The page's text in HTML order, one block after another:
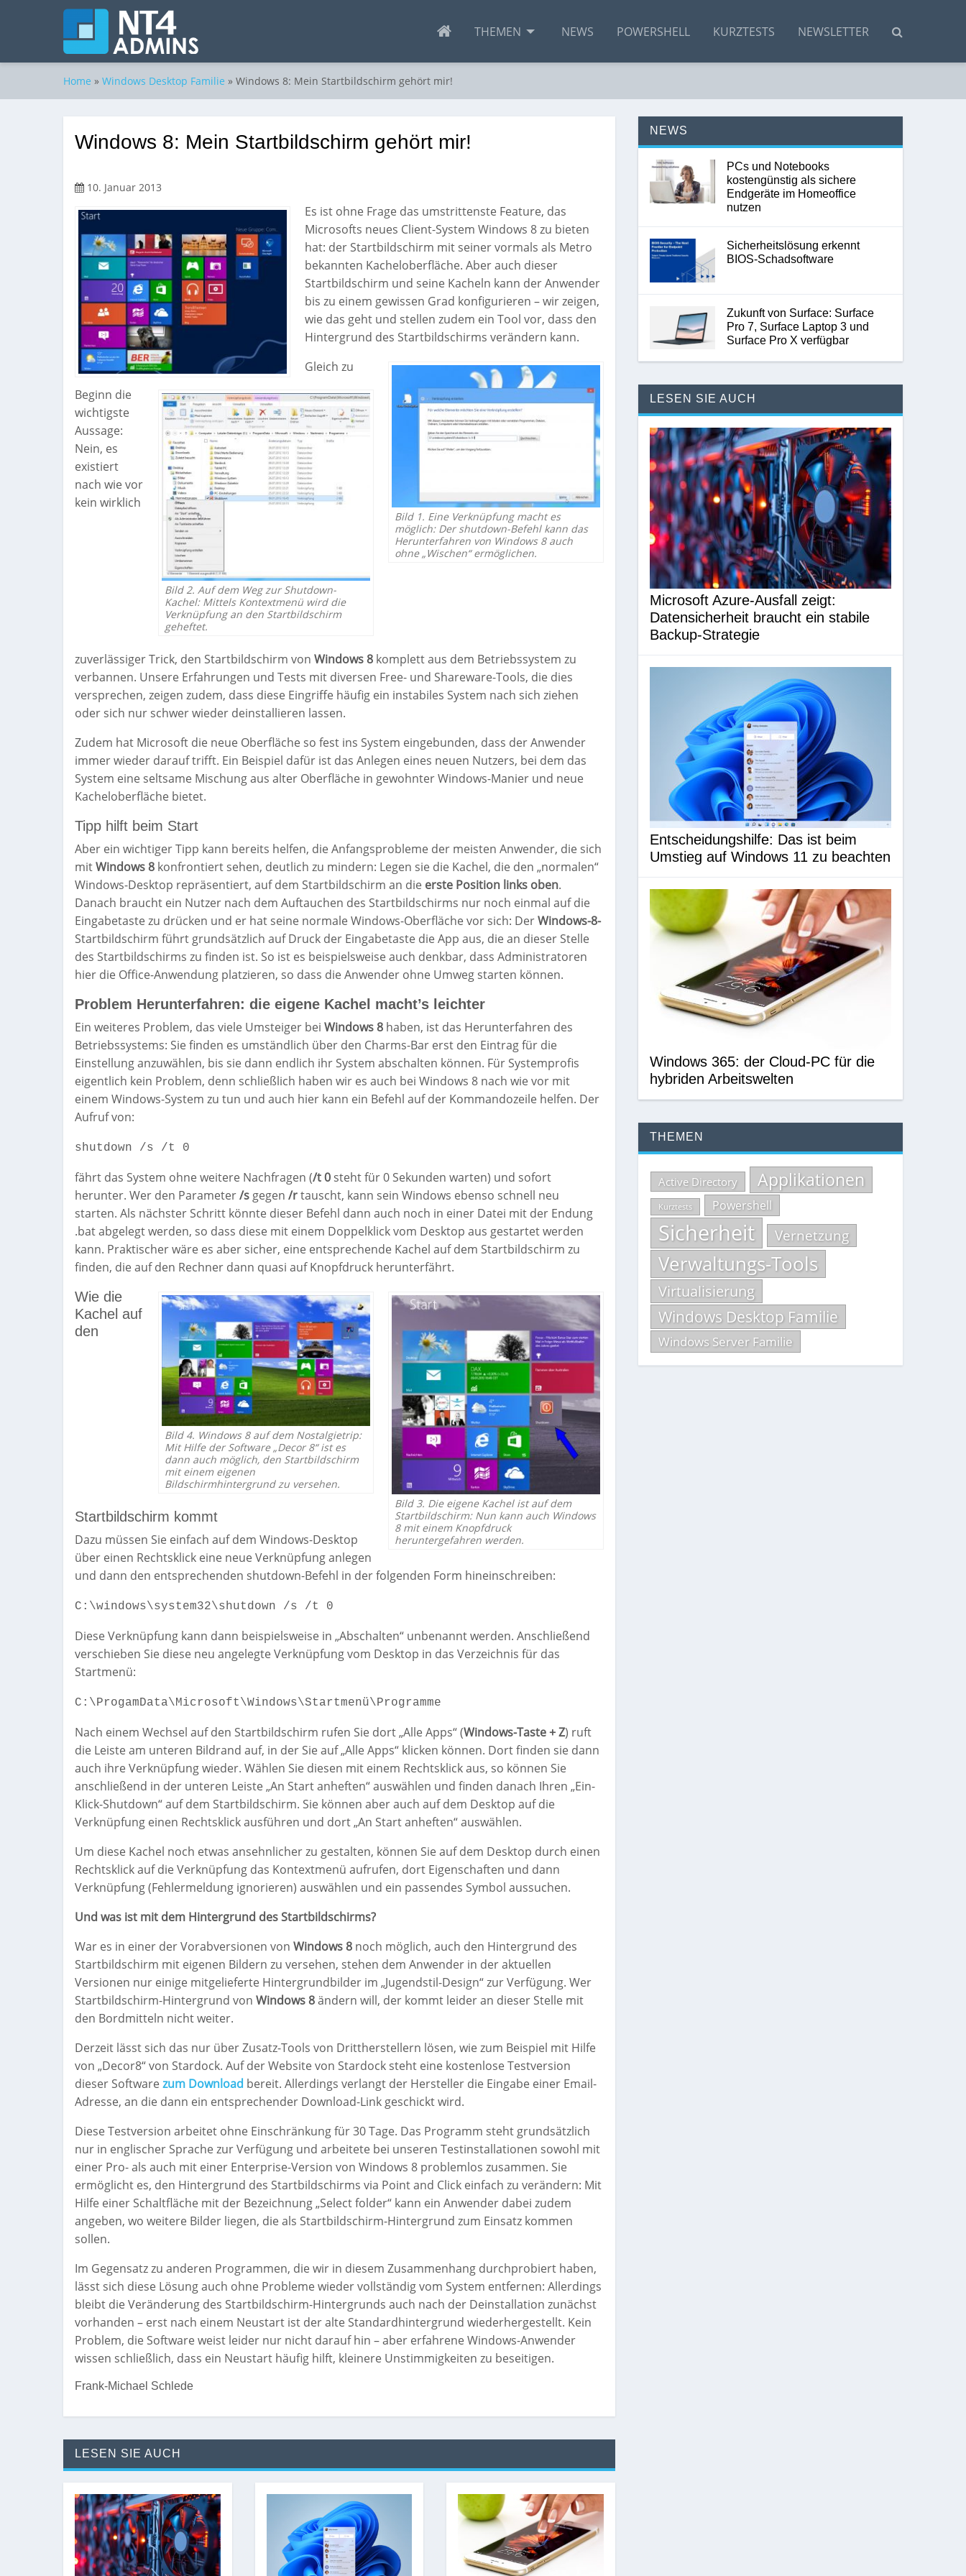
THEMEN NEWS POWERSHELL KURZTESTS NEWSLETTER
Home » Windows Desktop Familie » Windows 8: Mein Startbildschirm gehört mir!
Windows 8: Mein Startbildschirm gehört mir!
10. Januar 2013
Es ist ohne Frage das umstrittenste Feature, das
Microsofts neues Client-System Windows 8 zu bieten
hat: der Startbildschirm mit seiner vormals als Metro
bekannten Kacheloberfläche. Aber auch dieser
Startbildschirm und seine Kacheln kann der Anwender
bis zu einem gewissen Grad konfigurieren – wir zeigen,
wie das geht und stellen zudem ein Tool vor, dass den
Hintergrund des Startbildschirms verändern kann.
Bild 1. Eine Verknüpfung macht es
möglich: Der shutdown-Befehl kann das
Herunterfahren von Windows 8 auch
ohne „Wischen“ ermöglichen.
Bild 2. Auf dem Weg zur Shutdown-
Kachel: Mittels Kontextmenü wird die
Verknüpfung an den Startbildschirm
geheftet.
Gleich zu
Beginn die
wichtigste
Aussage:
Nein, es
existiert
nach wie vor
kein wirklich
zuverlässiger Trick, den Startbildschirm von Windows 8 komplett aus dem Betriebssystem zu
verbannen. Unsere Erfahrungen und Tests mit diversen Free- und Shareware-Tools, die dies
versprechen, zeigen zudem, dass diese Eingriffe häufig ein instabiles System nach sich ziehen
oder sich nur schwer wieder deinstallieren lassen.
Zudem hat Microsoft die neue Oberfläche so fest ins System eingebunden, dass der Anwender
immer wieder darauf trifft. Ein Beispiel dafür ist das Anlegen eines neuen Nutzers, bei dem das
System eine seltsame Mischung aus alter Oberfläche in gewohnter Windows-Manier und neue
Kacheloberfläche bietet.
Tipp hilft beim Start
Aber ein wichtiger Tipp kann bereits helfen, die Anfangsprobleme der meisten Anwender, die sich
mitWindows 8 konfrontiert sehen, deutlich zu mindern: Legen sie die Kachel, die den „normalen“
Windows-Desktop repräsentiert, auf dem Startbildschirm an die erste Position links oben.
Danach braucht ein Nutzer nach dem Auftauchen des Startbildschirms nur noch einmal auf die
Eingabetaste zu drücken und er hat seine normale Windows-Oberfläche vor sich: DerWindows-8-
Startbildschirm führt grundsätzlich auf Druck der Eingabetaste die App aus, die an dieser Stelle
des Startbildschirms zu finden ist. So ist es beispielsweise auch denkbar, dass Administratoren
hier die Office-Anwendung platzieren, so dass die Anwender ohne Umweg starten können.
Problem Herunterfahren: die eigene Kachel macht’s leichter
Ein weiteres Problem, das viele Umsteiger bei Windows 8 haben, ist das Herunterfahren des
Betriebssystems: Sie finden es umständlich über den Charms-Bar erst den Eintrag für die
Einstellung anzuwählen, bis sie dann endlich ihr System abschalten können. Für Systemprofis
eigentlich kein Problem, denn schließlich haben wir es auch bei Windows 8 nach wie vor mit
einem Windows-System zu tun und auch hier kann ein Befehl auf der Kommandozeile helfen. Der
Aufruf von:
shutdown /s /t 0
fährt das System ohne weitere Nachfragen (/t 0 steht für 0 Sekunden warten) und sofort
herunter. Wer den Parameter/sgegen /rtauscht, kann sein Windows ebenso schnell neu
starten. Als nächster Schritt könnte dieser Befehl dann auch noch in einer Datei mit der Endung
.bat abgelegt werden, so dass diese mit einem Doppelklick vom Desktop aus gestartet werden
kann. Praktischer wäre es aber sicher, eine entsprechende Kachel auf dem Startbildschirm zu
finden, die auf den Rechner dann quasi auf Knopfdruck herunterfährt.
Bild 3. Die eigene Kachel ist auf dem
Startbildschirm: Nun kann auch Windows
8 mit einem Knopfdruck
heruntergefahren werden.
Bild 4. Windows 8 auf dem Nostalgietrip:
Mit Hilfe der Software „Decor 8“ ist es
dann auch möglich, den Startbildschirm
mit einem eigenen
Bildschirmhintergrund zu versehen.
Wie die
Kachel auf
den
Startbildschirm kommt
Dazu müssen Sie einfach auf dem Windows-Desktop
über einen Rechtsklick eine neue Verknüpfung anlegen
und dann den entsprechenden shutdown-Befehl in der folgenden Form hineinschreiben:
C:\windows\system32\shutdown /s /t 0
Diese Verknüpfung kann dann beispielsweise in „Abschalten“ unbenannt werden. Anschließend
verschieben Sie diese neu angelegte Verknüpfung vom Desktop in das Verzeichnis für das
Startmenü:
C:\ProgamData\Microsoft\Windows\Startmenü\Programme
Nach einem Wechsel auf den Startbildschirm rufen Sie dort „Alle Apps“ (Windows-Taste + Z) ruft
die Leiste am unteren Bildrand auf, in der Sie auf „Alle Apps“ klicken können. Dort finden sie dann
auch ihre Verknüpfung wieder. Wählen Sie diesen mit einem Rechtsklick aus, so können Sie
anschließend in der unteren Leiste „An Start anheften“ auswählen und finden danach Ihren „Ein-
Klick-Shutdown“ auf dem Startbildschirm. Sie können aber auch auf dem Desktop auf die
Verknüpfung einen Rechtsklick ausführen und dort „An Start anheften“ auswählen.
Um diese Kachel noch etwas ansehnlicher zu gestalten, können Sie auf dem Desktop durch einen
Rechtsklick auf die Verknüpfung das Kontextmenü aufrufen, dort Eigenschaften und dann
Verknüpfung (Fehlermeldung ignorieren) auswählen und ein passendes Symbol aussuchen.
Und was ist mit dem Hintergrund des Startbildschirms?
War es in einer der Vorabversionen von Windows 8 noch möglich, auch den Hintergrund des
Startbildschirm mit eigenen Bildern zu versehen, stehen dem Anwender in der aktuellen
Versionen nur einige mitgelieferte Hintergrundbilder im „Jugendstil-Design“ zur Verfügung. Wer
Startbildschirm-Hintergrund von Windows 8ändern will, der kommt leider an dieser Stelle mit
den Bordmitteln nicht weiter.
Derzeit lässt sich das nur über Zusatz-Tools von Drittherstellern lösen, wie zum Beispiel mit Hilfe
von „Decor8“ von Stardock. Auf der Website von Stardock steht eine kostenlose Testversion
dieser Software zum Download bereit. Allerdings verlangt der Hersteller die Eingabe einer Email-
Adresse, an die dann ein entsprechender Download-Link geschickt wird.
Diese Testversion arbeitet ohne Einschränkung für 30 Tage. Das Programm steht grundsätzlich
nur in englischer Sprache zur Verfügung und arbeitete bei unseren Testinstallationen sowohl mit
einer Pro- als auch mit einer Enterprise-Version von Windows 8 problemlos zusammen. Sie
ermöglicht es, den Hintergrund des Startbildschirms via Point and Click einfach zu verändern: Mit
Hilfe einer Schaltfläche mit der Bezeichnung „Select folder“ kann ein Anwender dabei zudem
angeben, wo weitere Bilder liegen, die als Startbildschirm-Hintergrund zum Einsatz kommen
sollen.
Im Gegensatz zu anderen Programmen, die wir in diesem Zusammenhang durchprobiert haben,
lässt sich diese Lösung auch ohne Probleme wieder vollständig vom System entfernen: Allerdings
bleibt die Veränderung des Startbildschirm-Hintergrunds auch nach der Deinstallation zunächst
vorhanden – erst nach einem Neustart ist der alte Standardhintergrund wiederhergestellt. Kein
Problem, die Software weist leider nur nicht darauf hin – aber erfahrene Windows-Anwender
wissen schließlich, dass ein Neustart häufig hilft, kleinere Unstimmigkeiten zu beseitigen.
Frank-Michael Schlede
LESEN SIE AUCH
NEWS
PCs und Notebooks
kostengünstig als sichere
Endgeräte im Homeoffice
nutzen
Sicherheitslösung erkennt
BIOS-Schadsoftware
Zukunft von Surface: Surface
Pro 7, Surface Laptop 3 und
Surface Pro X verfügbar
LESEN SIE AUCH
Microsoft Azure-Ausfall zeigt:
Datensicherheit braucht ein stabile
Backup-Strategie
Entscheidungshilfe: Das ist beim
Umstieg auf Windows 11 zu beachten
Windows 365: der Cloud-PC für die
hybriden Arbeitswelten
THEMEN
Active Directory Applikationen
Kurztests Powershell
Sicherheit Vernetzung
Verwaltungs-Tools
Virtualisierung
Windows Desktop Familie
Windows Server Familie